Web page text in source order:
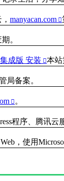
manyacan.com
。
集成版 安装 本站
局备案。
。
程序、腾讯云
，使用